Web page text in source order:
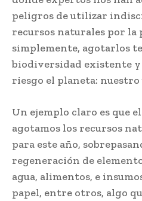
peligros de utilizar
recursos naturales por la
simplemente, agotarlos
biodiversidad existente
riesgo el planeta:
Un ejemplo claro es que
agotamos los recursos
para este año,
regeneración de
agua, alimentos, e
papel, entre otros, algo